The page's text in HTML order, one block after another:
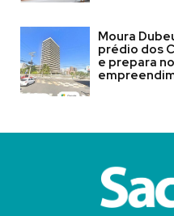
Moura
prédio dos
e prepara